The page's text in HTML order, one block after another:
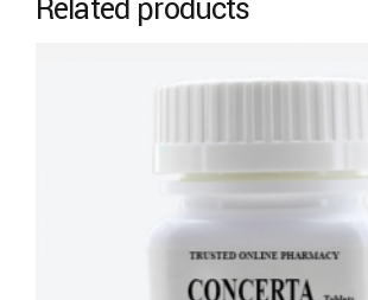
Related products